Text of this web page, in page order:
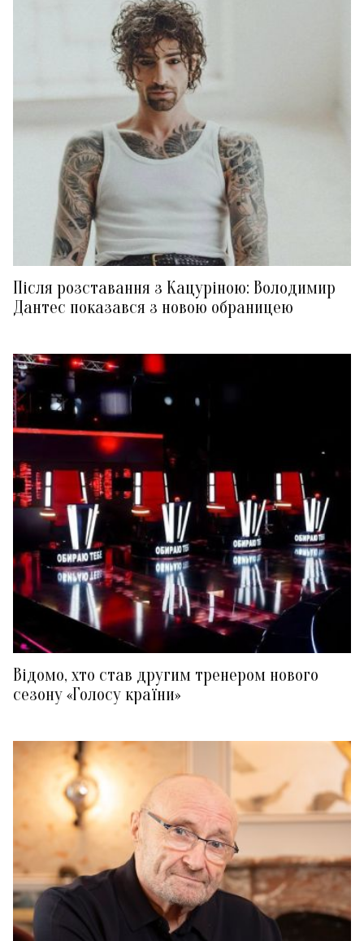
Після розставання з Кацуріною: Володимир
Дантес показався з новою обраницею
Відомо, хто став другим тренером нового
сезону «Голосу країни»